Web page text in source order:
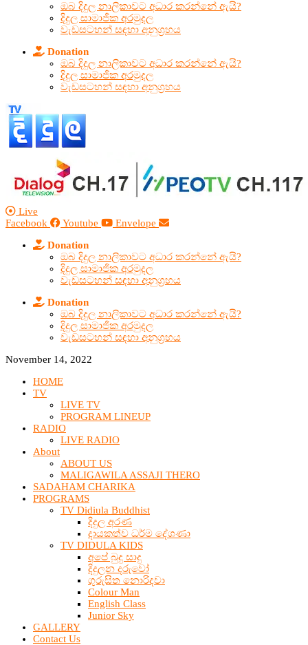
ඔබ දිදුල නාලිකාවට අධාර කරන්නේ ඇයි?
දිදුල සාමාජික අරමුදල
වැඩසටහන් සඳහා අනුග්‍රහය
Donation
ඔබ දිදුල නාලිකාවට අධාර කරන්නේ ඇයි?
දිදුල සාමාජික අරමුදල
වැඩසටහන් සඳහා අනුග්‍රහය
Live
Facebook
Youtube Envelope
Donation
ඔබ දිදුල නාලිකාවට අධාර කරන්නේ ඇයි?
දිදුල සාමාජික අරමුදල
වැඩසටහන් සඳහා අනුග්‍රහය
Donation
ඔබ දිදුල නාලිකාවට අධාර කරන්නේ ඇයි?
දිදුල සාමාජික අරමුදල
වැඩසටහන් සඳහා අනුග්‍රහය
November 14, 2022
HOME
TV
LIVE TV
PROGRAM LINEUP
RADIO
LIVE RADIO
About
ABOUT US
MALIGAWILA ASSAJI THERO
SADAHAM CHARIKA
PROGRAMS
TV Didiula Buddhist
දිදුල අරණ
දායකත්ව ධර්ම දේශණා
TV DIDULA KIDS
අපේ බුදු සාදු
දිදුලන දරුවෝ
ගුරුසිත නොරිදවා
Colour Man
English Class
Junior Sky
GALLERY
Contact Us